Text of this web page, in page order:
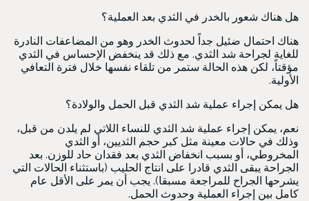
هل هناك شعور بالخدر في الثدي بعد العملية؟
هناك احتمال ضئيل جداً لحدوث الخدر وهو من المضاعفات النادرة
للغاية لجراحة شد الثدي. مع ذلك قد ينخفض الإحساس في الثدي
مؤقتاً، لكن هذه الحالة ستمر من تلقاء نفسها خلال فترة التعافي
الأولية.
هل يمكن إجراء عملية شد الثدي قبل الحمل والولادة؟
نعم، يمكن إجراء عملية شد الثدي للنساء اللاتي لم يلدن من قبل،
وذلك في حالات معينة مثل كبر حجم الثديين، أو الثدي
المخروطي، أو بسبب انخفاض الثدي بعد فقدان حاد للوزن. بعد
الجراحة يبقى الثدي قادرا على انتاج الحليب (باستثناء الحالات التي
يشرحها الجراح للمراجعة مسبقا). يجب أن يمر على الأقل عام
كامل بين إجراء العملية وحدوث الحمل.